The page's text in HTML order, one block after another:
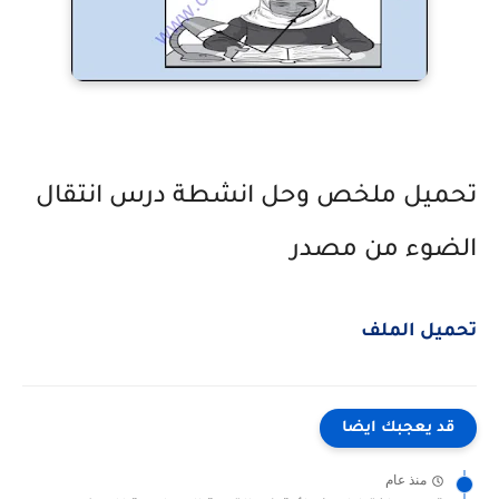
تحميل ملخص وحل انشطة درس انتقال
الضوء من مصدر
تحميل الملف
قد يعجبك ايضا
منذ عام